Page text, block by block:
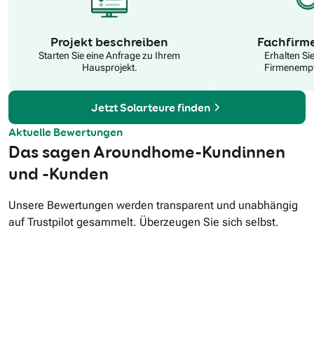
Projekt beschreiben
Starten Sie eine Anfrage zu Ihrem
Hausprojekt.
Erhalten
Jetzt Solarteure finden
Aktuelle Bewertungen
Das sagen Aroundhome-Kundinnen
und -Kunden
Unsere Bewertungen werden transparent und unabhängig
auf Trustpilot gesammelt. Überzeugen Sie sich selbst.